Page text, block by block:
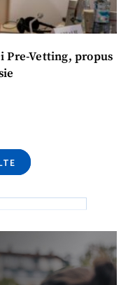
Pre-Vetting, propus